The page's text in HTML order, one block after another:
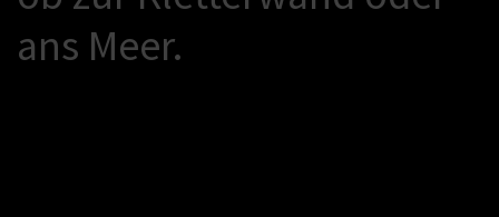
ans Meer.